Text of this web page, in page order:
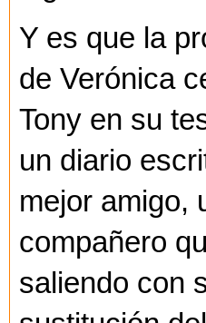
Y es que la
de Verónica
Tony en su
un diario
mejor amigo,
compañero
saliendo con